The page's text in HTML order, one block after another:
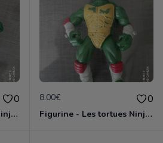
0
Figurine - Les tortues Ninja - Michaelangelo
8.00€ 0
Figurine - Les tortues Ninja - Raphael